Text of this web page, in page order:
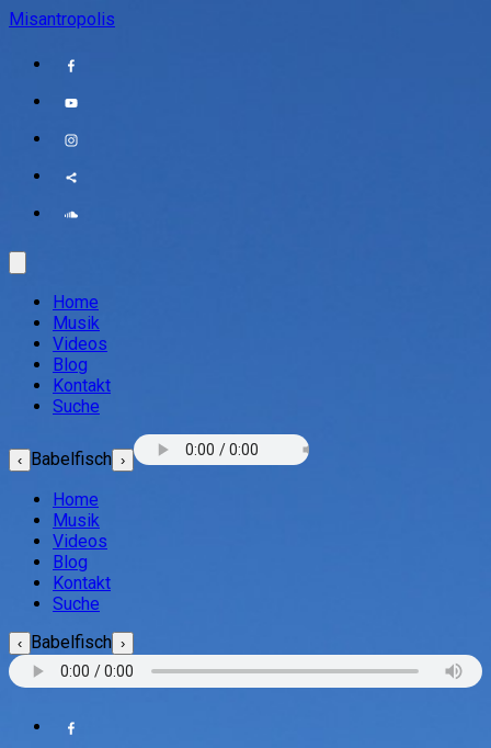
Misantropolis
Home
Musik
Videos
Blog
Kontakt
Suche
‹ Babelfisch ›
Home
Musik
Videos
Blog
Kontakt
Suche
‹ Babelfisch ›